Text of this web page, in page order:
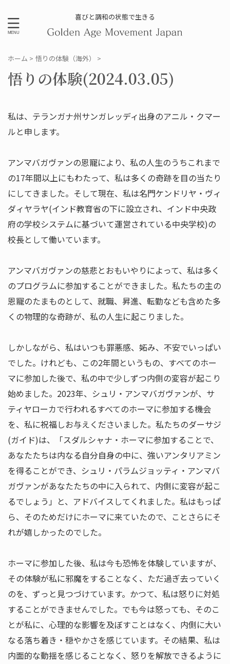
喜びと調和の状態で生きる
ホーム > 悟りの体験（海外） >
悟りの体験(2024.03.05)
私は、テランガナ州サンガレッディ出身のアニル・クマー
ルと申します。
アンマバガヴァンの恩寵により、私の人生のうちこれまで
の17年間以上にもわたって、私は多くの奇跡を目の当たり
にしてきました。そして現在、私は名門ケンドリヤ・ヴィ
ダィヤラヤ(インド教育省の下に設立され、インド中央政
府の学校システムに基づいて運営されている中央学校)の
校長として働いています。
アンマバガヴァンの慈悲とおもいやりによって、私は多く
のプログラムに参加することができました。私たちの主の
恩寵のたまものとして、就職、昇進、転勤なども含めた多
くの物理的な奇跡が、私の人生に起こりました。
しかしながら、私はいつも罪悪感、妬み、不安でいっぱい
でした。けれども、この2年間というもの、すべてのホー
マに参加した後で、私の中で少しずつ内側の変容が起こり
始めました。2023年、シュリ・アンマバガヴァンが、サ
ティヤローカで行われるすべてのホーマに参加する機会
を、私に祝福しお与えくださいました。私たちのダーサジ
(ガイド)は、「スダルシャナ・ホーマに参加することで、
あなたたちは内なる自分自身の中に、強いアンタリアミン
を得ることができ、シュリ・パラムジョッティ・アンマバ
ガヴァンがあなたたちの中に入られて、内側に変容が起こ
るでしょう」と、アドバイスしてくれました。私はもっぱ
ら、そのためだけにホーマに来ていたので、ことさらにそ
れが嬉しかったのでした。
ホーマに参加した後、私は今も恐怖を体験していますが、
その体験が私に邪魔をすることなく、ただ過ぎ去っていく
のを、ずっと見つづけています。かつて、私は怒りに対処
することができませんでした。でも今は怒っても、そのこ
とが私に、心理的な影響を及ぼすことはなく、内側に大い
なる落ち着き・穏やかさを感じています。その結果、私は
内面的な動揺を感じることなく、怒りを解放できるように